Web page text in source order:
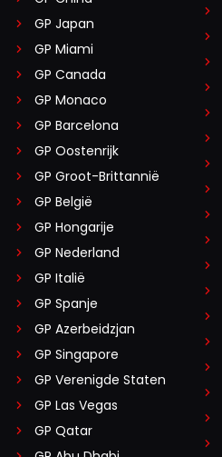
GP Japan
GP Miami
GP Canada
GP Monaco
GP Barcelona
GP Oostenrijk
GP Groot-Brittannië
GP België
GP Hongarije
GP Nederland
GP Italië
GP Spanje
GP Azerbeidzjan
GP Singapore
GP Verenigde Staten
GP Las Vegas
GP Qatar